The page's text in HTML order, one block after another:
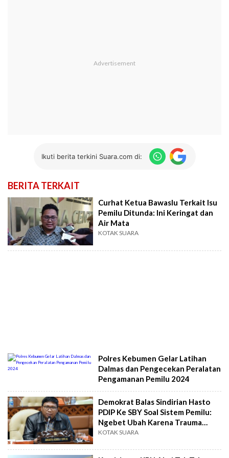
Ikuti berita terkini Suara.com di:
BERITA TERKAIT
Curhat Ketua Bawaslu Terkait Isu
Pemilu Ditunda: Ini Keringat dan
Air Mata
KOTAK SUARA
Polres Kebumen Gelar Latihan
Dalmas dan Pengecekan Peralatan
Pengamanan Pemilu 2024
Demokrat Balas Sindirian Hasto
PDIP Ke SBY Soal Sistem Pemilu:
Ngebet Ubah Karena Trauma
Kasus Harun Masiku
KOTAK SUARA